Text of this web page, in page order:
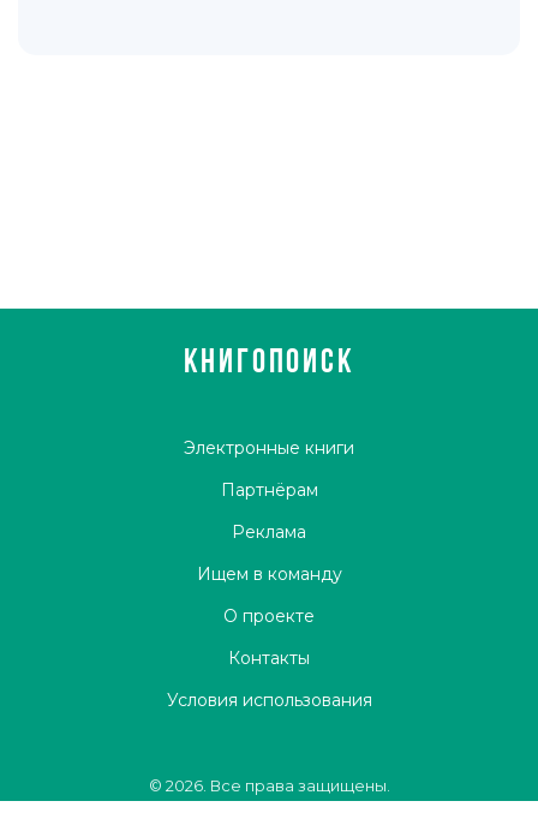
КНИГОПОИСК
Электронные книги
Партнёрам
Реклама
Ищем в команду
О проекте
Контакты
Условия использования
© 2026. Все права защищены.